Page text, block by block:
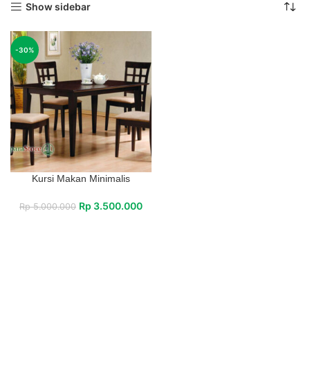
Show sidebar
-30%
Kursi Makan Minimalis
Rp5.000.000 Rp 3.500.000